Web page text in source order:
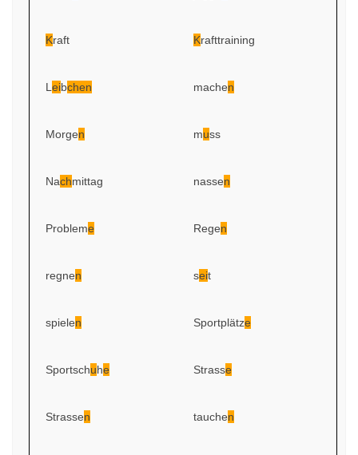
Kraft Krafttraining
L eibchen machen
Morgen muss
Nachmittag nassen
Probleme Regen
regnen seit
spielen Sportplätze
Sportschuhe Strasse
Strassen tauchen